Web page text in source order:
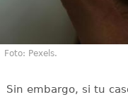
Foto: Pexels.
Sin embargo, si tu